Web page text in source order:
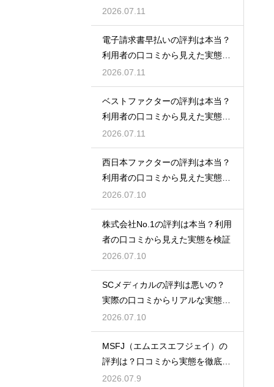
証！
2026.07.11
電子請求書早払いの評判は本当？
利用者の口コミから見えた実態を
検証
2026.07.11
ベストファクターの評判は本当？
利用者の口コミから見えた実態を
検証
2026.07.11
西日本ファクターの評判は本当？
利用者の口コミから見えた実態を
検証
2026.07.10
株式会社No.1の評判は本当？利用
者の口コミから見えた実態を検証
2026.07.10
SCメディカルの評判は悪いの？
実際の口コミからリアルな実態を
検証
2026.07.10
MSFJ（エムエスエフジェイ）の
評判は？口コミから実態を徹底検
証
2026.07.9